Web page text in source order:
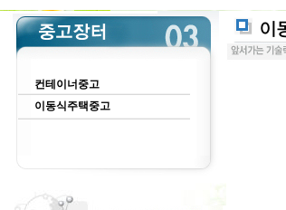
컨테이너중고
이동식주택중고